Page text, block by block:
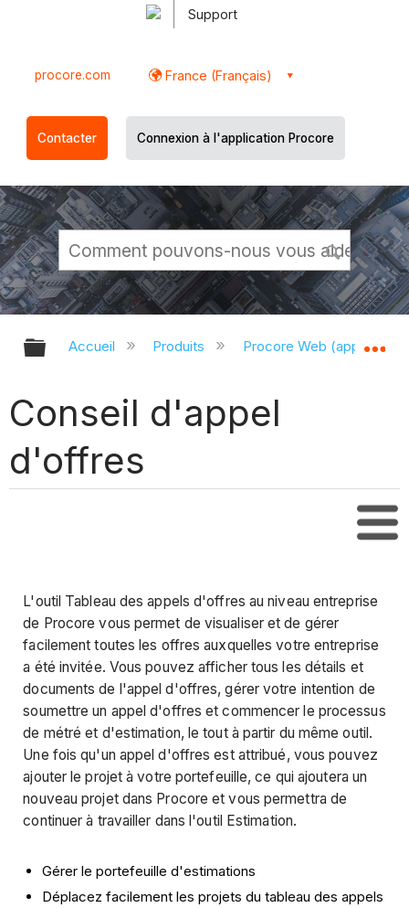
Support
procore.com France (Français)
Contacter Connexion à l'application Procore
Développer/réduire la hiérarchie
Accueil Produits Procore Web
Conseil d'appel
d'offres
L'outil Tableau des appels d'offres au niveau entreprise
de Procore vous permet de visualiser et de gérer
facilement toutes les offres auxquelles votre entreprise
a été invitée. Vous pouvez afficher tous les détails et
documents de l'appel d'offres, gérer votre intention de
soumettre un appel d'offres et commencer le processus
de métré et d'estimation, le tout à partir du même outil.
Une fois qu'un appel d'offres est attribué, vous pouvez
ajouter le projet à votre portefeuille, ce qui ajoutera un
nouveau projet dans Procore et vous permettra de
continuer à travailler dans l'outil Estimation.
Gérer le portefeuille d'estimations
Déplacez facilement les projets du tableau des appels